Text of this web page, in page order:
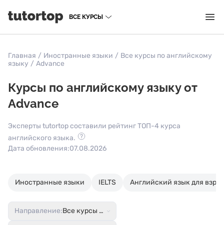
ВСЕ КУРСЫ
Главная / Иностранные языки / Все курсы по английскому
языку / Advance
Курсы по английскому языку от
Advance
Эксперты tutortop составили рейтинг ТОП-4 курса
английского языка.
Дата обновления:07.08.2026
Иностранные языки IELTS Английский язык для
Направление:Все курсы по английскому языку